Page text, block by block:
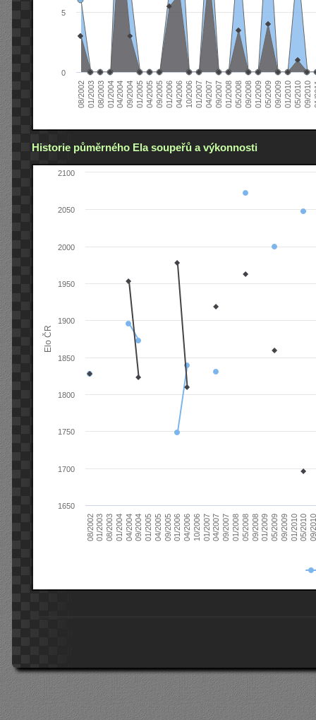
08/200201/200308/200301/200404/200409/200401/200504/200509/200501/200604/200610/200601/200704/200709/200701/200805/200809/200801/200905/200909/200901/201005/201009/2010
0
5
Historie půměrného Ela soupeřů a výkonnosti
Elo ČR
08/200201/200308/200301/200404/200409/200401/200504/200509/200501/200604/200610/200601/200704/200709/200701/200805/200809/200801/200905/200909/200901/201005/201009/
1650
1700
1750
1800
1850
1900
1950
2000
2050
2100